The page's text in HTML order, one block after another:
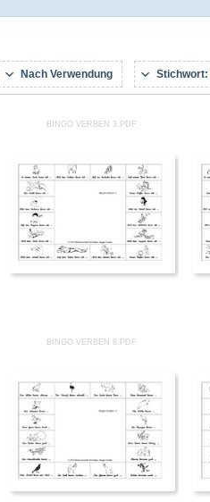
Nach Verwendung Stichwort:
BINGO VERBEN 3.PDF
BINGO VERBEN 8.PDF